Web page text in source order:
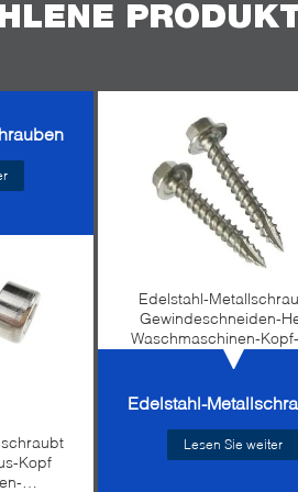
Kopf
Edelstahl-
Gewindeschneiden-
Waschmaschinen-
Schraube
Edelstahl-
Lesen Sie weiter